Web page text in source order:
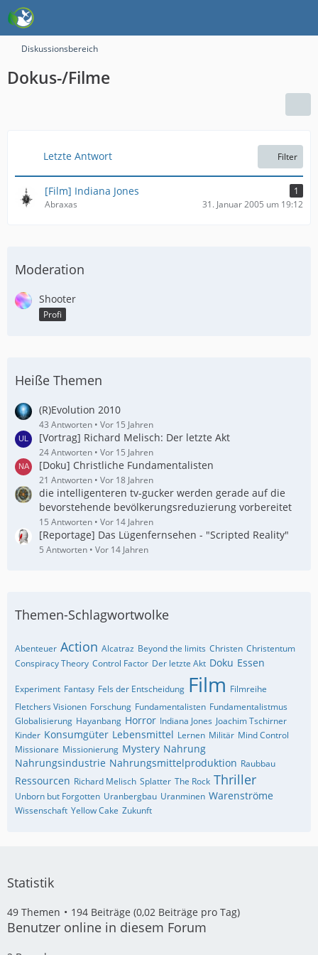
Diskussionsbereich
Dokus-/Filme
Letzte Antwort Filter
[Film] Indiana Jones
1
Abraxas
31. Januar 2005 um 19:12
Moderation
Shooter
Profi
Heiße Themen
(R)Evolution 2010
43 Antworten Vor 15 Jahren
[Vortrag] Richard Melisch: Der letzte Akt
24 Antworten Vor 15 Jahren
[Doku] Christliche Fundamentalisten
21 Antworten Vor 18 Jahren
die intelligenteren tv-gucker werden gerade auf die
bevorstehende bevölkerungsreduzierung vorbereitet
15 Antworten Vor 14 Jahren
[Reportage] Das Lügenfernsehen - "Scripted Reality"
5 Antworten Vor 14 Jahren
Themen-Schlagwortwolke
Abenteuer Action Alcatraz Beyond the limits Christen Christentum
Conspiracy Theory Control Factor Der letzte Akt Doku Essen
Experiment Fantasy Fels der Entscheidung Film Filmreihe
Fletchers Visionen Forschung Fundamentalisten Fundamentalistmus
Globalisierung Hayanbang Horror Indiana Jones Joachim Tschirner
Kinder Konsumgüter Lebensmittel Lernen Militär Mind Control
Missionare Missionierung Mystery Nahrung
Nahrungsindustrie Nahrungsmittelproduktion Raubbau
Ressourcen Richard Melisch Splatter The Rock Thriller
Unborn but Forgotten Uranbergbau Uranminen Warenströme
Wissenschaft Yellow Cake Zukunft
Statistik
49 Themen 194 Beiträge (0,02 Beiträge pro Tag)
Benutzer online in diesem Forum